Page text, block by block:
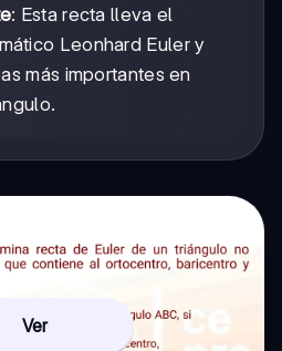
: Esta recta lleva el
Leonhard Euler y
más importantes en
Ver